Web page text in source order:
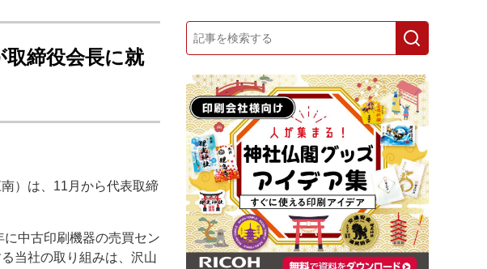
市場・統計 人事・移転・異動・訃報
中古印刷機・製本機特集
2022 検査・校正特集
締役会長に就
）は、11月から代表取締
中古印刷機器の売買セン
当社の取り組みは、沢山